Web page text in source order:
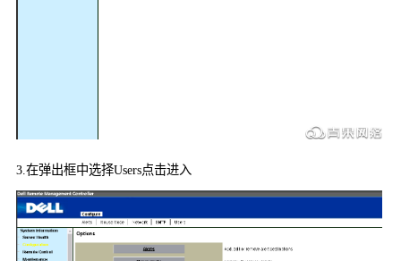
3. 在弹出框中选择Users点击进入